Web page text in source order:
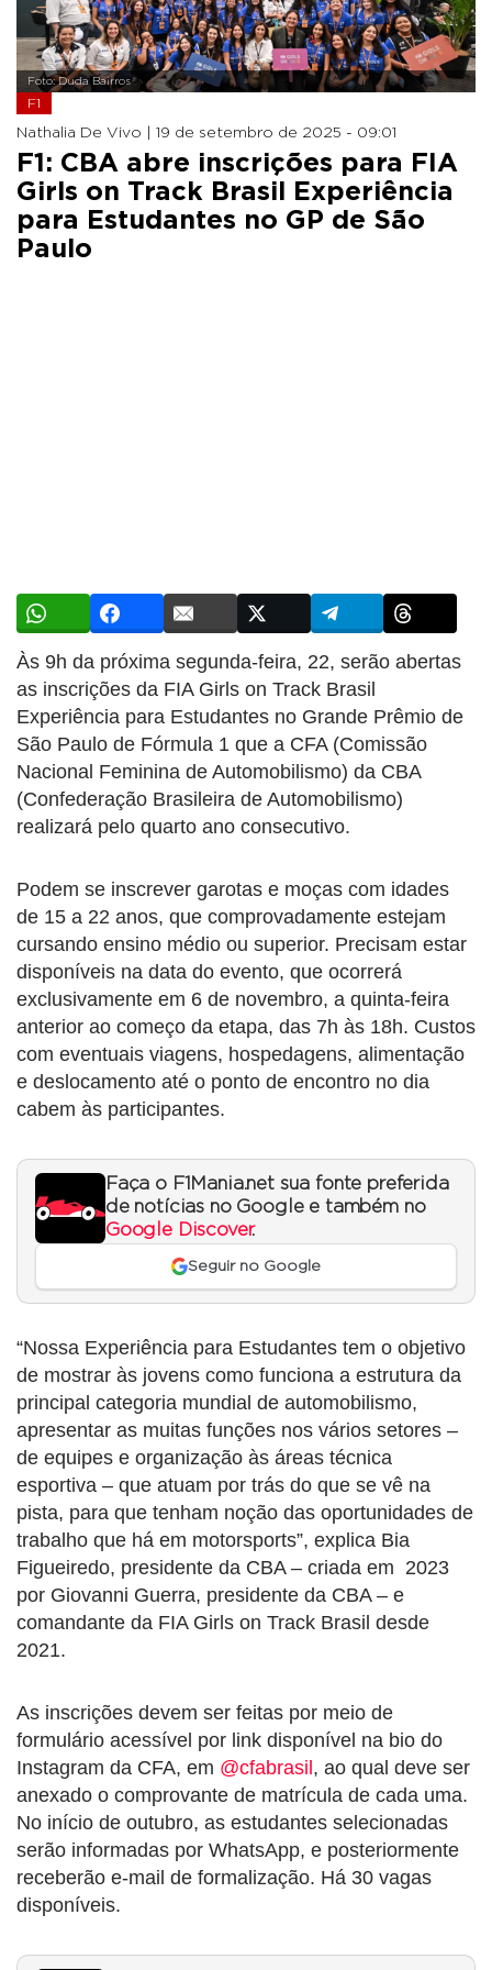
Foto: Duda Bairros
F1
Nathalia De Vivo | 19 de setembro de 2025 - 09:01
F1: CBA abre inscrições para FIA
Girls on Track Brasil Experiência
para Estudantes no GP de São
Paulo
Às 9h da próxima segunda-feira, 22, serão abertas
as inscrições da FIA Girls on Track Brasil
Experiência para Estudantes no Grande Prêmio de
São Paulo de Fórmula 1 que a CFA (Comissão
Nacional Feminina de Automobilismo) da CBA
(Confederação Brasileira de Automobilismo)
realizará pelo quarto ano consecutivo.
Podem se inscrever garotas e moças com idades
de 15 a 22 anos, que comprovadamente estejam
cursando ensino médio ou superior. Precisam estar
disponíveis na data do evento, que ocorrerá
exclusivamente em 6 de novembro, a quinta-feira
anterior ao começo da etapa, das 7h às 18h. Custos
com eventuais viagens, hospedagens, alimentação
e deslocamento até o ponto de encontro no dia
cabem às participantes.
Faça o F1Mania.net sua fonte preferida
de notícias no Google e também no
Google Discover.
Seguir no Google
“Nossa Experiência para Estudantes tem o objetivo
de mostrar às jovens como funciona a estrutura da
principal categoria mundial de automobilismo,
apresentar as muitas funções nos vários setores –
de equipes e organização às áreas técnica
esportiva – que atuam por trás do que se vê na
pista, para que tenham noção das oportunidades de
trabalho que há em motorsports”, explica Bia
Figueiredo, presidente da CBA – criada em 2023
por Giovanni Guerra, presidente da CBA – e
comandante da FIA Girls on Track Brasil desde
2021.
As inscrições devem ser feitas por meio de
formulário acessível por link disponível na bio do
Instagram da CFA, em @cfabrasil , ao qual deve ser
anexado o comprovante de matrícula de cada uma.
No início de outubro, as estudantes selecionadas
serão informadas por WhatsApp, e posteriormente
receberão e-mail de formalização. Há 30 vagas
disponíveis.